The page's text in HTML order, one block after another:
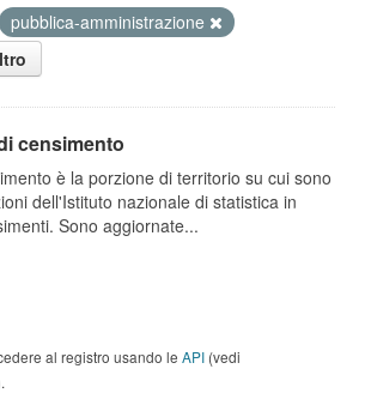
pubblica-amministrazione
censimento
è la porzione di territorio su cui sono
dell'Istituto nazionale di statistica in
Sono aggiornate...
al registro usando le API (vedi